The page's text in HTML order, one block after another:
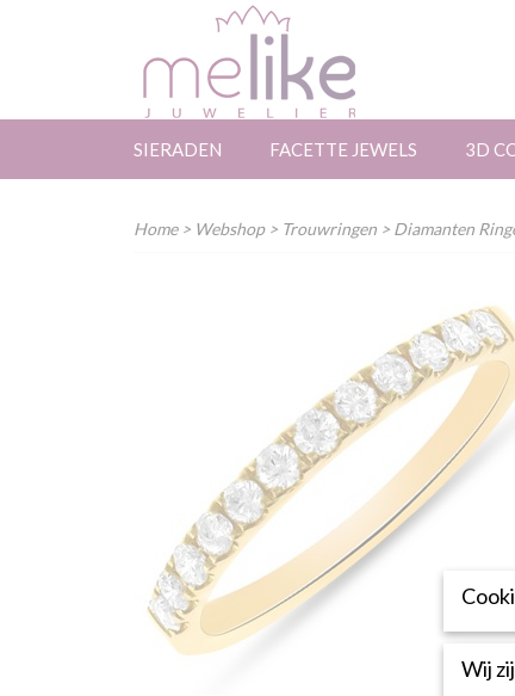
SIERADEN FACETTE JEWELS 3D
Home> Webshop> Trouwringen > Diamanten
Wij